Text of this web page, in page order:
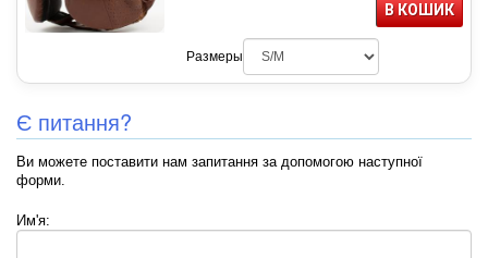
В КОШИК
Размеры
Є питання?
Ви можете поставити нам запитання за допомогою наступної
форми.
Им'я: